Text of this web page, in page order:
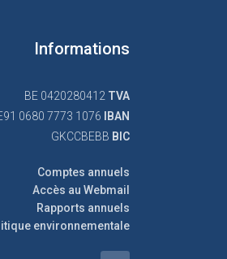
Informations
BE 0420280412 TVA
0680 7773 1076
IBAN
GKCCBEBB BIC
Comptes annuels
Accès au Webmail
Rapports annuels
environnementale